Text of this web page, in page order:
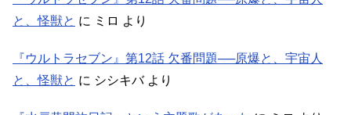
と、怪獣と に ミロ より
『ウルトラセブン』第12話 欠番問題──原爆と、宇宙人
と、怪獣と に シシキバより